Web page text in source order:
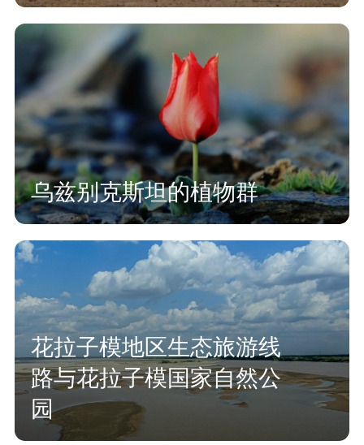
乌兹别克斯坦的植物群
花拉子模地区生态旅游线
路与花拉子模国家自然公
园